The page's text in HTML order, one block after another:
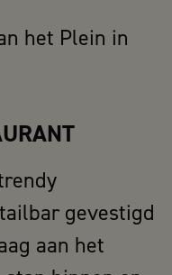
het Plein in
gevestigd
aan het